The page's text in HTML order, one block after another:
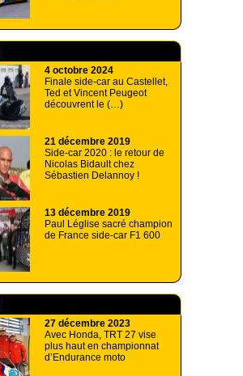
4 octobre 2024
Finale side-car au Castellet,
Ted et Vincent Peugeot
découvrent le (…)
21 décembre 2019
Side-car 2020 : le retour de
Nicolas Bidault chez
Sébastien Delannoy !
13 décembre 2019
Paul Léglise sacré champion
de France side-car F1 600
27 décembre 2023
Avec Honda, TRT 27 vise
plus haut en championnat
d’Endurance moto